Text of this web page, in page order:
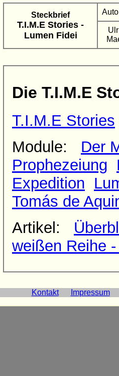
Steckbrief
T.I.M.E Stories -
Lumen Fidei
Die T.I.M.E
T.I.M.E Stories
Module: Der
Prophezeiung
Expedition
Tomás de
Artikel:
weißen Reihe
Kontakt Impressum